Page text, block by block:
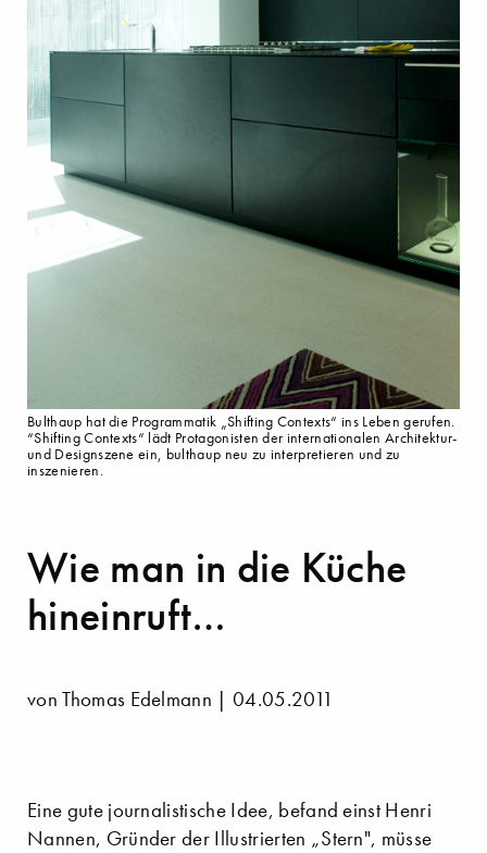
Wie man in die Küche
hineinruft…
von Thomas Edelmann | 04.05.2011
Eine gute journalistische Idee, befand einst Henri
Nannen, Gründer der Illustrierten „Stern", müsse
Bulthaup hat die Programmatik „Shifting Contexts“ ins Leben gerufen.
“Shifting Contexts“ lädt Protagonisten der internationalen Architektur-
und Designszene ein, bulthaup neu zu interpretieren und zu
inszenieren.